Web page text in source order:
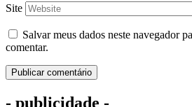
Site
Salvar meus dados neste navegador
comentar.
- publicidade -